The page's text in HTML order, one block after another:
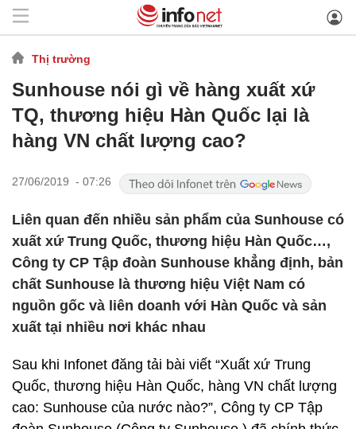
Thị trường
Sunhouse nói gì về hàng xuất xứ
TQ, thương hiệu Hàn Quốc lại là
hàng VN chất lượng cao?
27/06/2019 - 07:26
Liên quan đến nhiều sản phẩm của Sunhouse có
xuất xứ Trung Quốc, thương hiệu Hàn Quốc…,
Công ty CP Tập đoàn Sunhouse khẳng định, bản
chất Sunhouse là thương hiệu Việt Nam có
nguồn gốc và liên doanh với Hàn Quốc và sản
xuất tại nhiều nơi khác nhau
Sau khi Infonet đăng tải bài viết “Xuất xứ Trung
Quốc, thương hiệu Hàn Quốc, hàng VN chất lượng
cao: Sunhouse của nước nào?”, Công ty CP Tập